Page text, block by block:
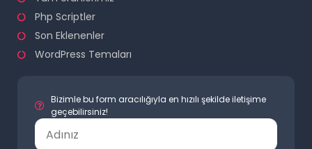
Php Scriptler
Son Eklenenler
WordPress Temaları
Bizimle bu form aracılığıyla en hızılı şekilde iletişime
geçebilirsiniz!